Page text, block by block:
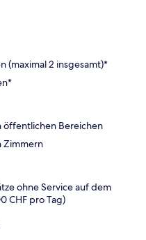
(maximal 2 insgesamt)*
öffentlichen Bereichen
Zimmern
ohne Service auf dem
CHF pro Tag)